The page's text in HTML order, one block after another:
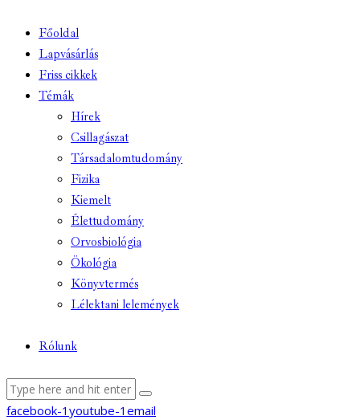
Főoldal
Lapvásárlás
Friss cikkek
Témák
Hírek
Csillagászat
Társadalomtudomány
Fizika
Kiemelt
Élettudomány
Orvosbiológia
Ökológia
Könyvtermés
Lélektani lelemények
Rólunk
facebook-1 youtube-1 email